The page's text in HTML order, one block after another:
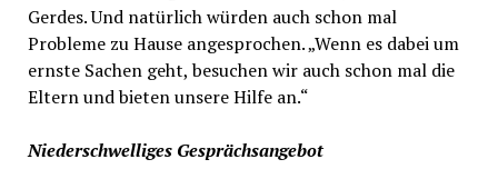
Gerdes. Und natürlich würden auch schon mal
Probleme zu Hause angesprochen. „Wenn es dabei um
ernste Sachen geht, besuchen wir auch schon mal die
Eltern und bieten unsere Hilfe an.“
Niederschwelliges Gesprächsangebot